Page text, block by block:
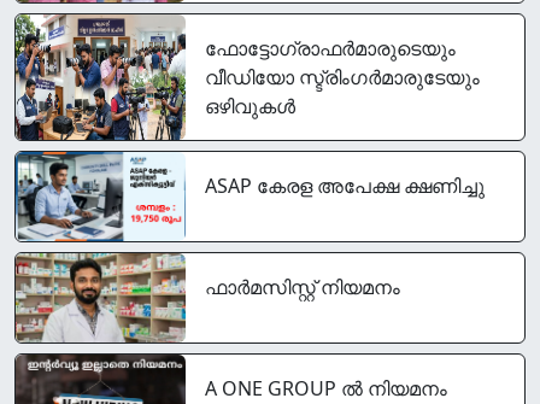
ഫോട്ടോഗ്രാഫര്‍മാരുടെയും
വീഡിയോ സ്ട്രിംഗര്‍മാരുടേയും
ഒഴിവുകൾ
ASAP കേരള അപേക്ഷ ക്ഷണിച്ചു
ഫാർമസിസ്റ്റ് നിയമനം
A ONE GROUP ൽ നിയമനം